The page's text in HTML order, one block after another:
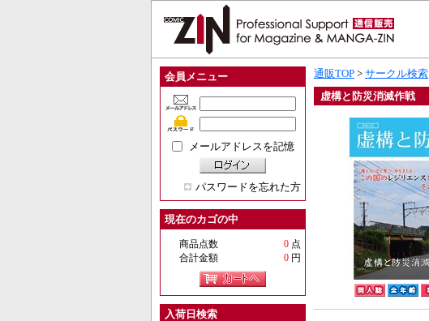
会員メニュー
メールアドレスを記憶
パスワードを忘れた方
現在のカゴの中
商品点数 0 点
合計金額
0 円
入荷日検索
通販TOP > サークル検索
虚構と防災消滅作戦